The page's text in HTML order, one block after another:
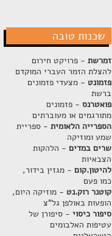
שכנות טובה
זמרשת- פרויקט חירום
להצלת הזמר העברי המוקדם
פזמונט - מצעדי פזמונים
ברשת
פואטרנס- פזמונים
מתורגמים או מעוברתים
הספרייה הלאומית- ספריית
שמע ומוזיקה
שרים במדים- הלהקות
הצבאיות
להיטון.קום- מגזין בידור,
כמו פעם
קוטנר רוק.נט - מוזיקה היום,
הופעות באולפן גל"צ
סיפור כיסוי- סיפורן של
עטיפות האלבומים